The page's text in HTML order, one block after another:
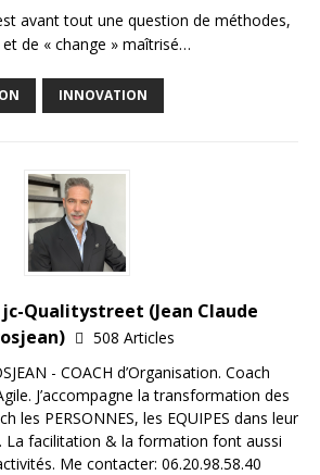
avant tout une question de méthodes,
de « change » maîtrisé…
INNOVATION
Qualitystreet (Jean Claude
508 Articles
- COACH d’Organisation. Coach
J’accompagne la transformation des
les PERSONNES, les EQUIPES dans leur
La facilitation & la formation font aussi
Me contacter: 06.20.98.58.40